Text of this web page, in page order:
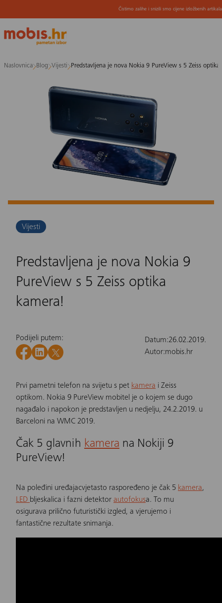
na
Čistimo zalihe i snizili smo cijene izložbenih
Naslovnica Blog Vijesti Predstavljena je nova Nokia 9 PureView s 5 Zeiss optika
Vijesti
Predstavljena je nova Nokia 9
PureView s 5 Zeiss optika
kamera!
Podijeli putem: Datum:26.02.2019.
Autor:mobis.hr
Prvi pametni telefon na svijetu s pet kamera i Zeiss
optikom. Nokia 9 PureView mobitel je o kojem se dugo
nagađalo i napokon je predstavljen u nedjelju, 24.2.2019. u
Barceloni na WMC 2019.
Čak 5 glavnih kamera na Nokiji 9
PureView!
Na poleđini uređajacvjetasto raspoređeno je čak 5 kamera,
LED bljeskalica i fazni detektor autofokusa. To mu
osigurava prilično futuristički izgled, a vjerujemo i
fantastične rezultate snimanja.